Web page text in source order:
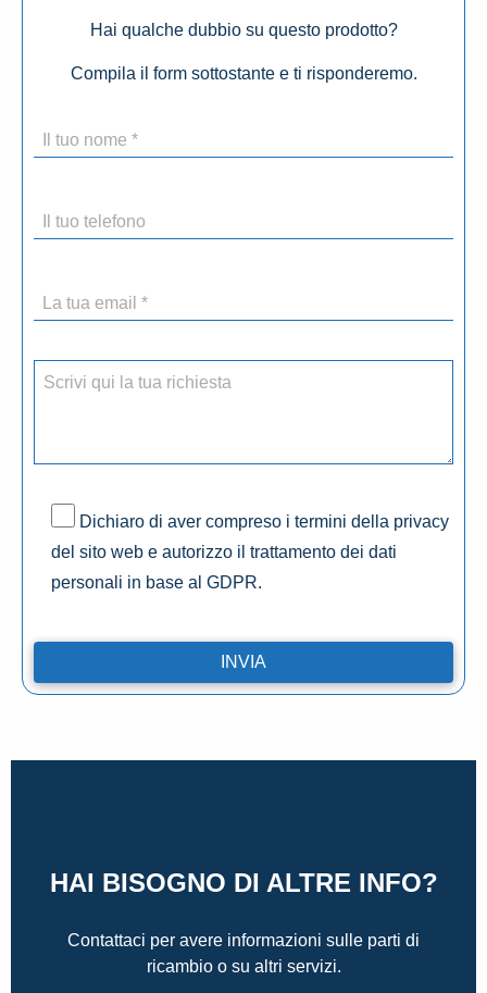
Hai qualche dubbio su questo prodotto?
Compila il form sottostante e ti risponderemo.
Dichiaro di aver compreso i termini della privacy
del sito web e autorizzo il trattamento dei dati
personali in base al GDPR.
HAI BISOGNO DI ALTRE INFO?
Contattaci per avere informazioni sulle parti di
ricambio o su altri servizi.